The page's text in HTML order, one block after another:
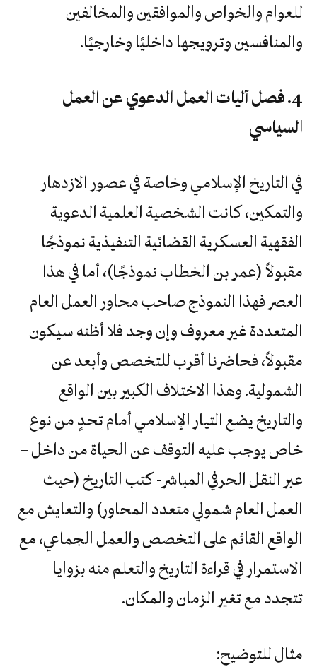
للعوام والخواص والموافقين والمخالفين
والمنافسين وترويجها داخليًا وخارجيًا.
4. فصل آليات العمل الدعوي عن العمل
السياسي
في التاريخ الإسلامي وخاصة في عصور الازدهار
والتمكين، كانت الشخصية العلمية الدعوية
الفقهية العسكرية القضائية التنفيذية نموذجًا
مقبولاً (عمر بن الخطاب نموذجًا)، أما في هذا
العصر فهذا النموذج صاحب محاور العمل العام
المتعددة غير معروف وإن وجد فلا أظنه سيكون
مقبولاً، فحاضرنا أقرب للتخصص وأبعد عن
الشمولية. وهذا الاختلاف الكبير بين الواقع
والتاريخ يضع التيار الإسلامي أمام تحدٍ من نوع
خاص يوجب عليه التوقف عن الحياة من داخل –
عبر النقل الحرفي المباشر- كتب التاريخ (حيث
العمل العام شمولي متعدد المحاور) والتعايش مع
الواقع القائم على التخصص والعمل الجماعي، مع
الاستمرار في قراءة التاريخ والتعلم منه بزوايا
تتجدد مع تغير الزمان والمكان.
مثال للتوضيح: